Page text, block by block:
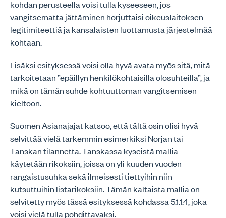
kohdan perusteella voisi tulla kyseeseen, jos
vangitsematta jättäminen horjuttaisi oikeuslaitoksen
legitimiteettiä ja kansalaisten luottamusta järjestelmää
kohtaan.
Lisäksi esityksessä voisi olla hyvä avata myös sitä, mitä
tarkoitetaan ”epäillyn henkilökohtaisilla olosuhteilla”, ja
mikä on tämän suhde kohtuuttoman vangitsemisen
kieltoon.
Suomen Asianajajat katsoo, että tältä osin olisi hyvä
selvittää vielä tarkemmin esimerkiksi Norjan tai
Tanskan tilannetta. Tanskassa kyseistä mallia
käytetään rikoksiin, joissa on yli kuuden vuoden
rangaistusuhka sekä ilmeisesti tiettyihin niin
kutsuttuihin listarikoksiin. Tämän kaltaista mallia on
selvitetty myös tässä esityksessä kohdassa 5.1.1.4, joka
voisi vielä tulla pohdittavaksi.